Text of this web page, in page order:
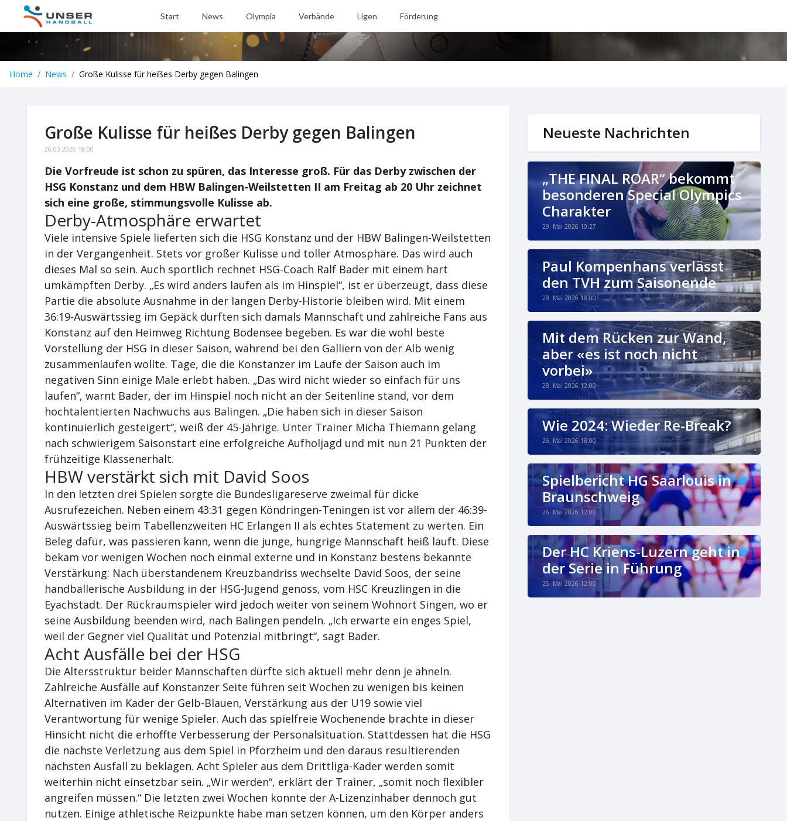
Start News Olympia Verbände Ligen Förderung
Home News Große Kulisse für heißes Derby gegen Balingen
Große Kulisse für heißes Derby gegen Balingen
26.03.2026 18:00
Die Vorfreude ist schon zu spüren, das Interesse groß. Für das Derby zwischen der
HSG Konstanz und dem HBW Balingen-Weilstetten II am Freitag ab 20 Uhr zeichnet
sich eine große, stimmungsvolle Kulisse ab.
Derby-Atmosphäre erwartet
Viele intensive Spiele lieferten sich die HSG Konstanz und der HBW Balingen-Weilstetten
in der Vergangenheit. Stets vor großer Kulisse und toller Atmosphäre. Das wird auch
dieses Mal so sein. Auch sportlich rechnet HSG-Coach Ralf Bader mit einem hart
umkämpften Derby. „Es wird anders laufen als im Hinspiel“, ist er überzeugt, dass diese
Partie die absolute Ausnahme in der langen Derby-Historie bleiben wird. Mit einem
36:19-Auswärtssieg im Gepäck durften sich damals Mannschaft und zahlreiche Fans aus
Konstanz auf den Heimweg Richtung Bodensee begeben. Es war die wohl beste
Vorstellung der HSG in dieser Saison, während bei den Galliern von der Alb wenig
zusammenlaufen wollte. Tage, die die Konstanzer im Laufe der Saison auch im
negativen Sinn einige Male erlebt haben. „Das wird nicht wieder so einfach für uns
laufen“, warnt Bader, der im Hinspiel noch nicht an der Seitenline stand, vor dem
hochtalentierten Nachwuchs aus Balingen. „Die haben sich in dieser Saison
kontinuierlich gesteigert“, weiß der 45-Jährige. Unter Trainer Micha Thiemann gelang
nach schwierigem Saisonstart eine erfolgreiche Aufholjagd und mit nun 21 Punkten der
frühzeitige Klassenerhalt.
HBW verstärkt sich mit David Soos
In den letzten drei Spielen sorgte die Bundesligareserve zweimal für dicke
Ausrufezeichen. Neben einem 43:31 gegen Köndringen-Teningen ist vor allem der 46:39-
Auswärtssieg beim Tabellenzweiten HC Erlangen II als echtes Statement zu werten. Ein
Beleg dafür, was passieren kann, wenn die junge, hungrige Mannschaft heiß läuft. Diese
bekam vor wenigen Wochen noch einmal externe und in Konstanz bestens bekannte
Verstärkung: Nach überstandenem Kreuzbandriss wechselte David Soos, der seine
handballerische Ausbildung in der HSG-Jugend genoss, vom HSC Kreuzlingen in die
Eyachstadt. Der Rückraumspieler wird jedoch weiter von seinem Wohnort Singen, wo er
seine Ausbildung beenden wird, nach Balingen pendeln. „Ich erwarte ein enges Spiel,
weil der Gegner viel Qualität und Potenzial mitbringt“, sagt Bader.
Acht Ausfälle bei der HSG
Die Altersstruktur beider Mannschaften dürfte sich aktuell mehr denn je ähneln.
Zahlreiche Ausfälle auf Konstanzer Seite führen seit Wochen zu wenigen bis keinen
Alternativen im Kader der Gelb-Blauen, Verstärkung aus der U19 sowie viel
Verantwortung für wenige Spieler. Auch das spielfreie Wochenende brachte in dieser
Hinsicht nicht die erhoffte Verbesserung der Personalsituation. Stattdessen hat die HSG
die nächste Verletzung aus dem Spiel in Pforzheim und den daraus resultierenden
nächsten Ausfall zu beklagen. Acht Spieler aus dem Drittliga-Kader werden somit
weiterhin nicht einsetzbar sein. „Wir werden“, erklärt der Trainer, „somit noch flexibler
angreifen müssen.“ Die letzten zwei Wochen konnte der A-Lizenzinhaber dennoch gut
nutzen. Einige athletische Reizpunkte habe man setzen können, um den Körper anders
Neueste Nachrichten
„THE FINAL ROAR“ bekommt
besonderen Special Olympics
Charakter
29. Mai 2026 10:27
Paul Kompenhans verlässt
den TVH zum Saisonende
28. Mai 2026 18:00
Mit dem Rücken zur Wand,
aber «es ist noch nicht
vorbei»
28. Mai 2026 12:00
Wie 2024: Wieder Re-Break?
26. Mai 2026 18:00
Spielbericht HG Saarlouis in
Braunschweig
26. Mai 2026 12:00
Der HC Kriens-Luzern geht in
der Serie in Führung
25. Mai 2026 12:00